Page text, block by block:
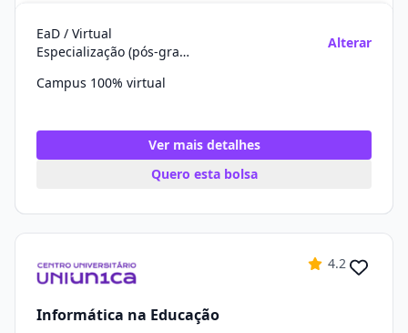
EaD / Virtual
Especialização (pós-graduação)
Alterar
Campus 100% virtual
Ver mais detalhes
Quero esta bolsa
4.2
Informática na Educação